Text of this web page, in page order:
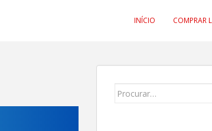
INÍCIO COMPRAR
Search